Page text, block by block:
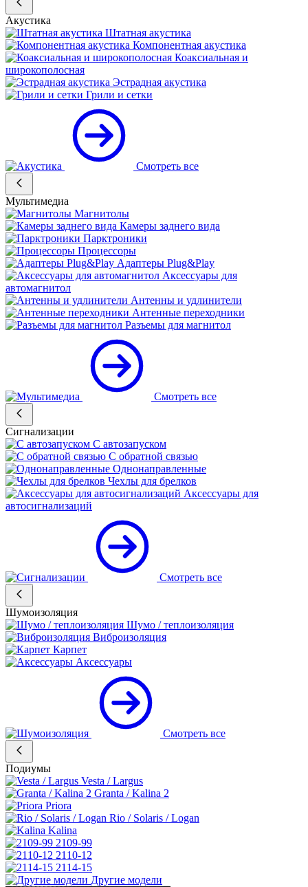
Акустика
Штатная акустика
Компонентная акустика
Коаксиальная и
широкополосная
Эстрадная акустика
Грили и сетки
Смотреть все
Мультимедиа
Магнитолы
Камеры заднего вида
Парктроники
Процессоры
Адаптеры Plug&Play
Аксессуары для
автомагнитол
Антенны и удлинители
Антенные переходники
Разъемы для магнитол
Смотреть все
Сигнализации
С автозапуском
С обратной связью
Однонаправленные
Чехлы для брелков
Аксессуары для
автосигнализаций
Смотреть все
Шумоизоляция
Шумо / теплоизоляция
Виброизоляция
Карпет
Аксессуары
Смотреть все
Подиумы
Vesta / Largus
Granta / Kalina 2
Priora
Rio / Solaris / Logan
Kalina
2109-99
2110-12
2114-15
Другие модели